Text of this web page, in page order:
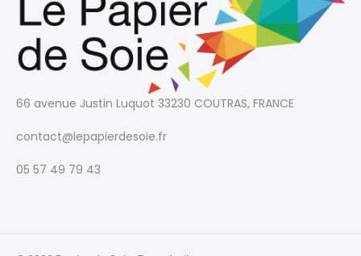
66 avenue Justin Luquot 33230 COUTRAS, FRANCE
contact@lepapierdesoie.fr
05 57 49 79 43